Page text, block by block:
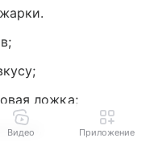
ложка;
Видео Приложение